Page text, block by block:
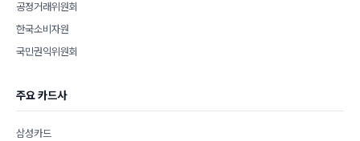
공정거래위원회
한국소비자원
국민권익위원회
주요 카드사
삼성카드